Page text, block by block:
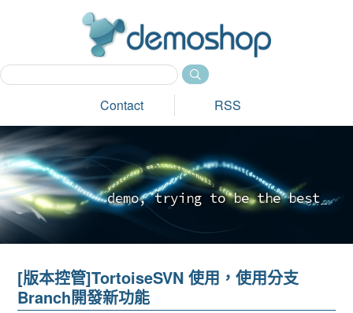
Contact RSS
demo, tryi ng to be the best_
[版本控管]TortoiseSVN 使用，使用分支
Branch開發新功能